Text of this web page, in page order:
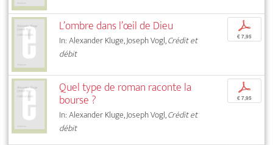
L’ombre dans l’œil de Dieu
In: Alexander Kluge, Joseph Vogl,Crédit et
débit
p
€ 7,95
Quel type de roman raconte la
bourse ?
In: Alexander Kluge, Joseph Vogl,Crédit et
débit
p
€ 7,95